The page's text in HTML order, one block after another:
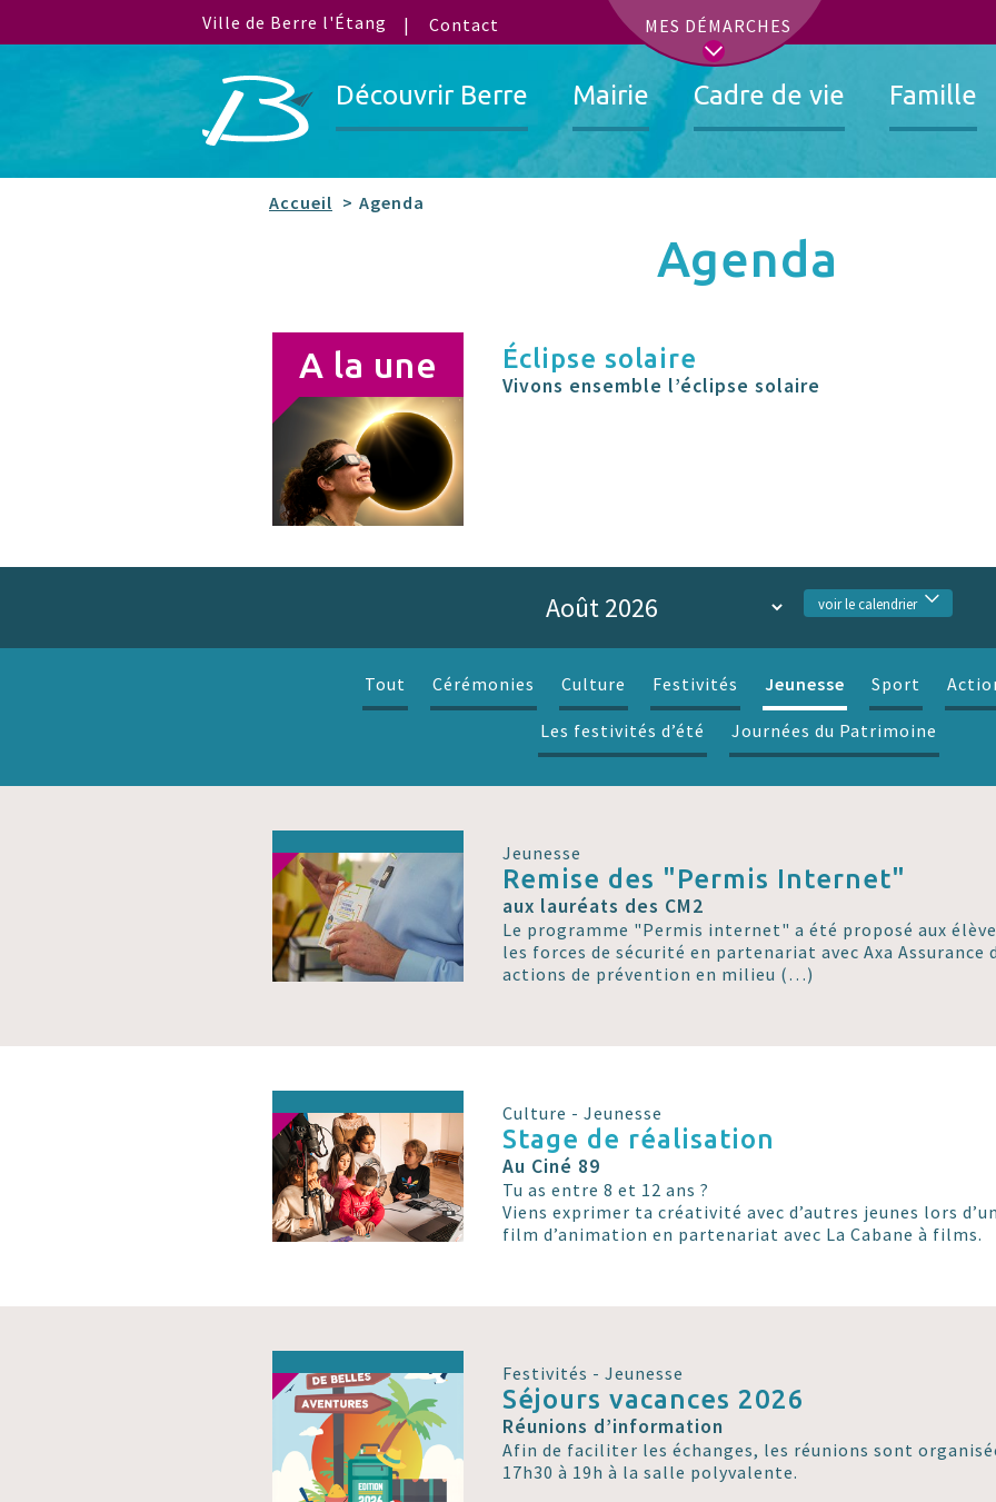
Ville de Berre l'Étang MES DÉMARCHES
Contact
Découvrir Berre Mairie Cadre de vie Famille
Accueil Agenda
Agenda
A la une Éclipse solaire
Vivons ensemble l’éclipse solaire
voir le calendrier
Tout Cérémonies Culture Festivités Jeunesse Sport
Les festivités d’été Journées du Patrimoine
Jeunesse
Remise des "Permis Internet"
aux lauréats des CM2
Le programme "Permis internet" a été proposé aux
les forces de sécurité en partenariat avec Axa Assurance
actions de prévention en milieu (…)
Culture - Jeunesse
Stage de réalisation
Au Ciné 89
Tu as entre 8 et 12 ans ?
Viens exprimer ta créativité avec d’autres jeunes lors
film d’animation en partenariat avec La Cabane à films.
Festivités - Jeunesse
Séjours vacances 2026
Réunions d’information
Afin de faciliter les échanges, les réunions sont
17h30 à 19h à la salle polyvalente.